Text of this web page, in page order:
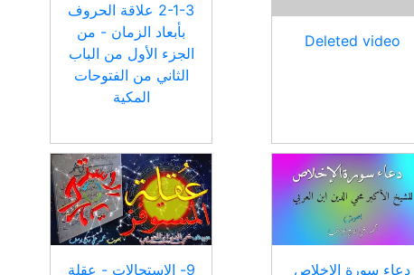
Deleted video
2-1-3 علاقة الحروف
بأبعاد الزمان - من
الجزء الأول من الباب
الثاني من الفتوحات
المكية
دعاء سورة الإخلاص 9- الاستحالات - عقلة